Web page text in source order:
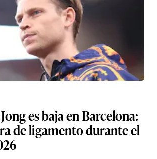
es baja en Barcelona:
de ligamento durante el